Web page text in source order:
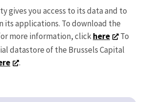
gives you access to its data and to
its applications. To download the
more information, clickhere
To
datastore of the Brussels Capital
.